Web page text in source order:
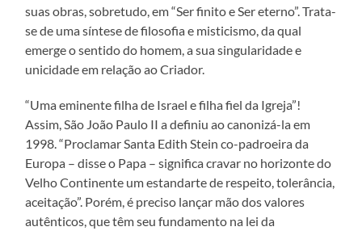
suas obras, sobretudo, em “Ser finito e Ser eterno”. Trata-
se de uma síntese de filosofia e misticismo, da qual
emerge o sentido do homem, a sua singularidade e
unicidade em relação ao Criador.
“Uma eminente filha de Israel e filha fiel da Igreja”!
Assim, São João Paulo II a definiu ao canonizá-la em
1998. “Proclamar Santa Edith Stein co-padroeira da
Europa – disse o Papa – significa cravar no horizonte do
Velho Continente um estandarte de respeito, tolerância,
aceitação”. Porém, é preciso lançar mão dos valores
autênticos, que têm seu fundamento na lei da